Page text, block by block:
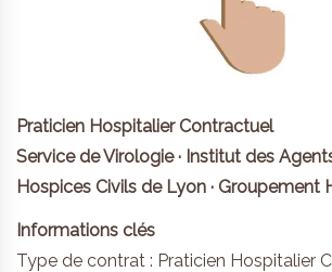
Praticien Hospitalier Contractuel
Service de Virologie · Institut des
Hospices Civils de Lyon · Groupement
Informations clés
Type de contrat : Praticien Hospitalier